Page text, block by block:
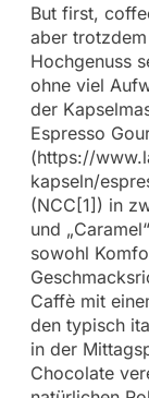
But first,
aber
Hochgenuss
ohne viel
der
Espresso
(https://
kapseln/
(NCC[1]) in
und
sowohl
Caffè mit
den typisch
in der
Chocolate